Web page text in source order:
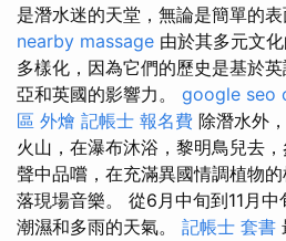
是潛水迷的天堂，無論是簡單的表
nearby massage 由於其多元文
多樣化，因為它們的歷史是基於
亞和英國的影響力。 google seo
區 外燴 記帳士 報名費 除潛水外
火山，在瀑布沐浴，黎明鳥兒去
聲中品嚐，在充滿異國情調植物
落現場音樂。 從6月中旬到11月中
潮濕和多雨的天氣。 記帳士 套書